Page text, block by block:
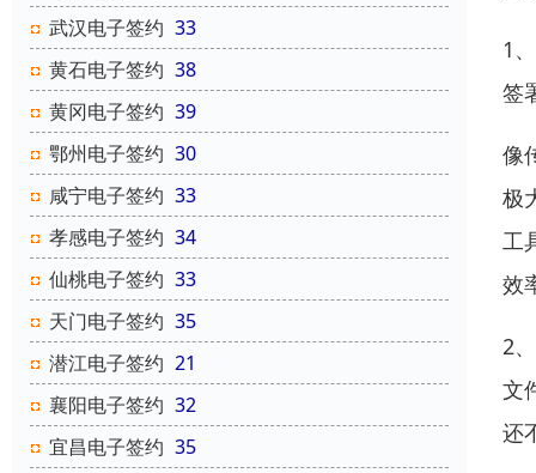
武汉电子签约 33
黄石电子签约 38
黄冈电子签约 39
鄂州电子签约 30
咸宁电子签约 33
孝感电子签约 34
仙桃电子签约 33
天门电子签约 35
潜江电子签约 21
襄阳电子签约 32
宜昌电子签约 35
1
签
像
极
工
效
2
文
还